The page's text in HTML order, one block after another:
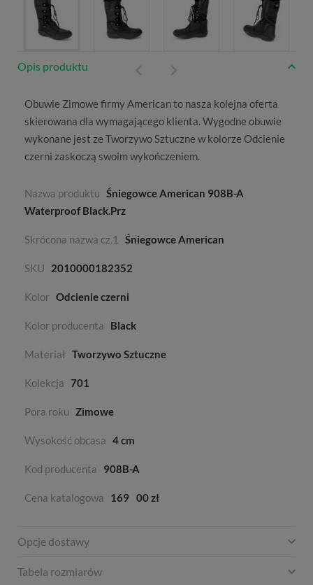
Opis produktu
Obuwie Zimowe firmyAmericanto nasza kolejna oferta
skierowana dla wymagającego klienta. Wygodne obuwie
wykonane jest ze Tworzywo Sztuczne w kolorze Odcienie
czerni zaskoczą swoim wykończeniem.
Nazwa produktu Śniegowce American 908B-A
Waterproof Black.Prz
Skrócona nazwa cz.1 Śniegowce American
SKU 2010000182352
Kolor Odcienie czerni
Kolor producenta Black
Materiał Tworzywo Sztuczne
Kolekcja 701
Pora roku Zimowe
Wysokość obcasa 4 cm
Kod producenta 908B-A
Cena katalogowa 169 00 zł
Opcje dostawy
Tabela rozmiarów